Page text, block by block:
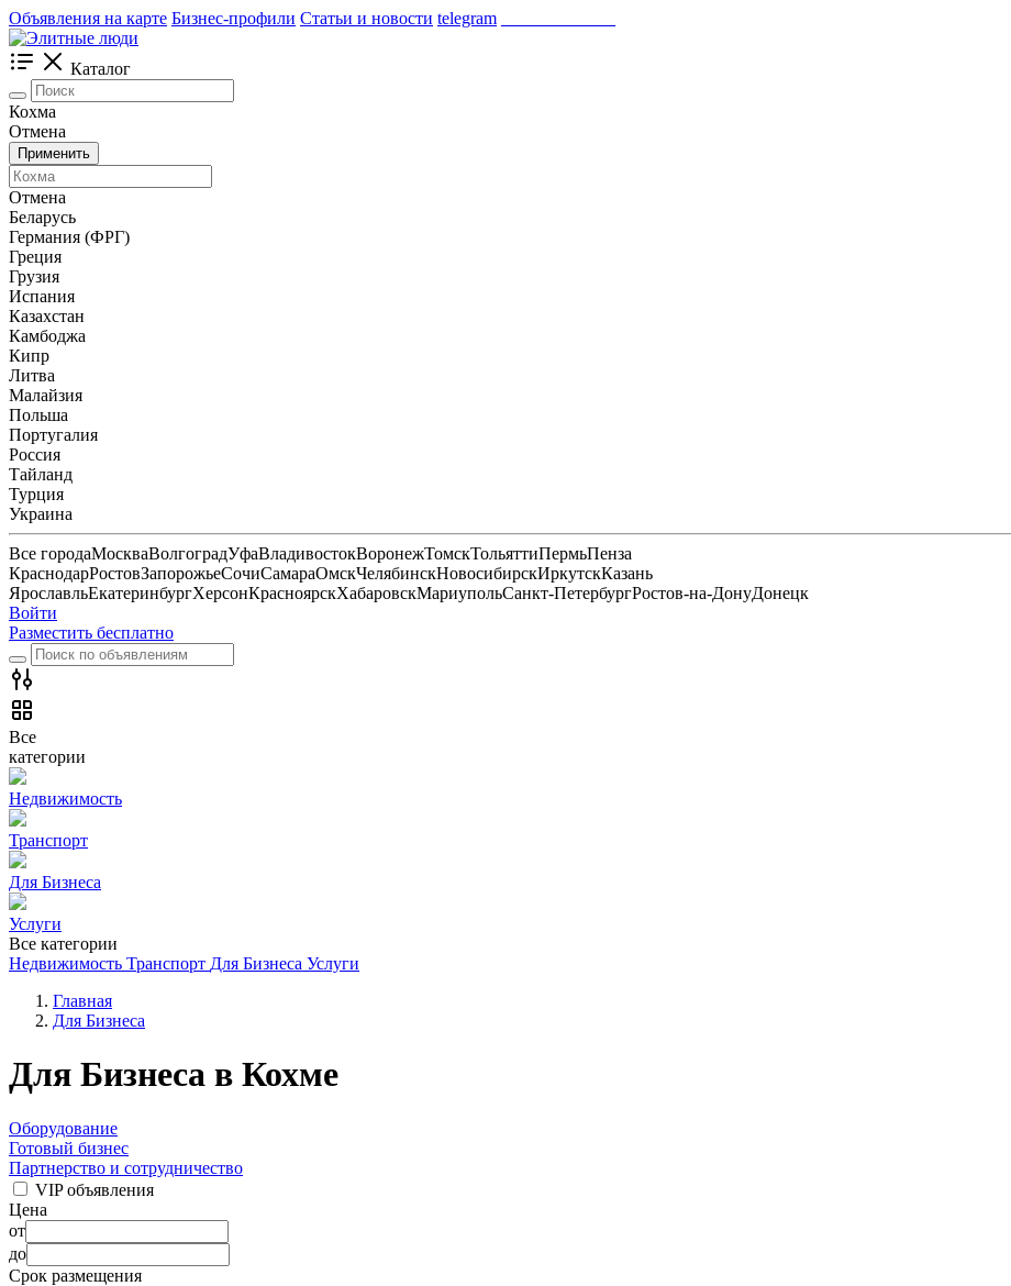
Объявления на карте Бизнес-профили Статьи и новости telegram
Каталог
Кохма
Отмена
Применить
Отмена
Беларусь
Германия (ФРГ)
Греция
Грузия
Испания
Казахстан
Камбоджа
Кипр
Литва
Малайзия
Польша
Португалия
Россия
Тайланд
Турция
Украина
Все городаМоскваВолгоградУфаВладивостокВоронежТомскТольяттиПермьПенза
КраснодарРостовЗапорожьеСочиСамараОмскЧелябинскНовосибирскИркутскКазань
ЯрославльЕкатеринбургХерсонКрасноярскХабаровскМариупольСанкт-ПетербургРостов-на-ДонуДонецк
Войти
Разместить бесплатно
Все
категории
Недвижимость
Транспорт
Для Бизнеса
Услуги
Все категории
Недвижимость Транспорт Для Бизнеса Услуги
Главная
Для Бизнеса
Для Бизнеса в Кохме
Оборудование
Готовый бизнес
Партнерство и сотрудничество
VIP объявления
Цена
от
до
Срок размещения